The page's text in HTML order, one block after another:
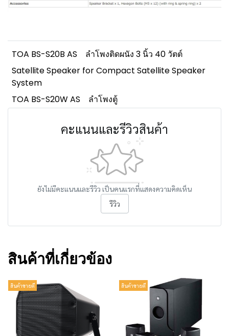
TOA BS-S20B AS
ลำโพงติดผนัง 3 นิ้ว 40 วัตต์
Satellite Speaker for Compact Satellite Speaker
System
TOA BS-S20W AS
ลำโพงตู้
คะแนนและรีวิวสินค้า
ยังไม่มีคะแนนและรีวิว เป็นคนแรกที่แสดงความคิดเห็น
รีวิว
สินค้าที่เกี่ยวข้อง
สินค้าขายดี สินค้าขายดี